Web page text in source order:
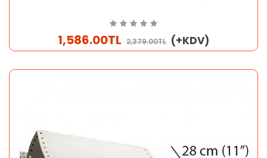
1,586.00TL 2,379.00TL (+KDV)